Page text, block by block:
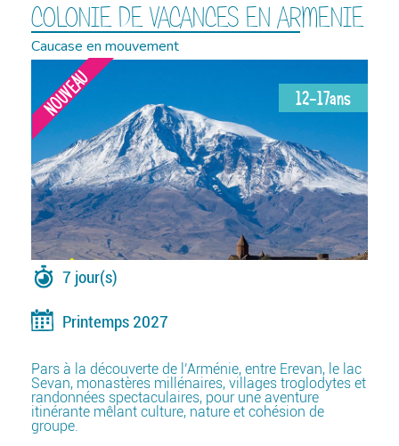
COLONIE DE VACANCES EN ARMENIE
Caucase en mouvement
NOUVEAU 12-17ans
7 jour(s)
Printemps 2027
Pars à la découverte de l’Arménie, entre Erevan, le lac
Sevan, monastères millénaires, villages troglodytes et
randonnées spectaculaires, pour une aventure
itinérante mêlant culture, nature et cohésion de
groupe.